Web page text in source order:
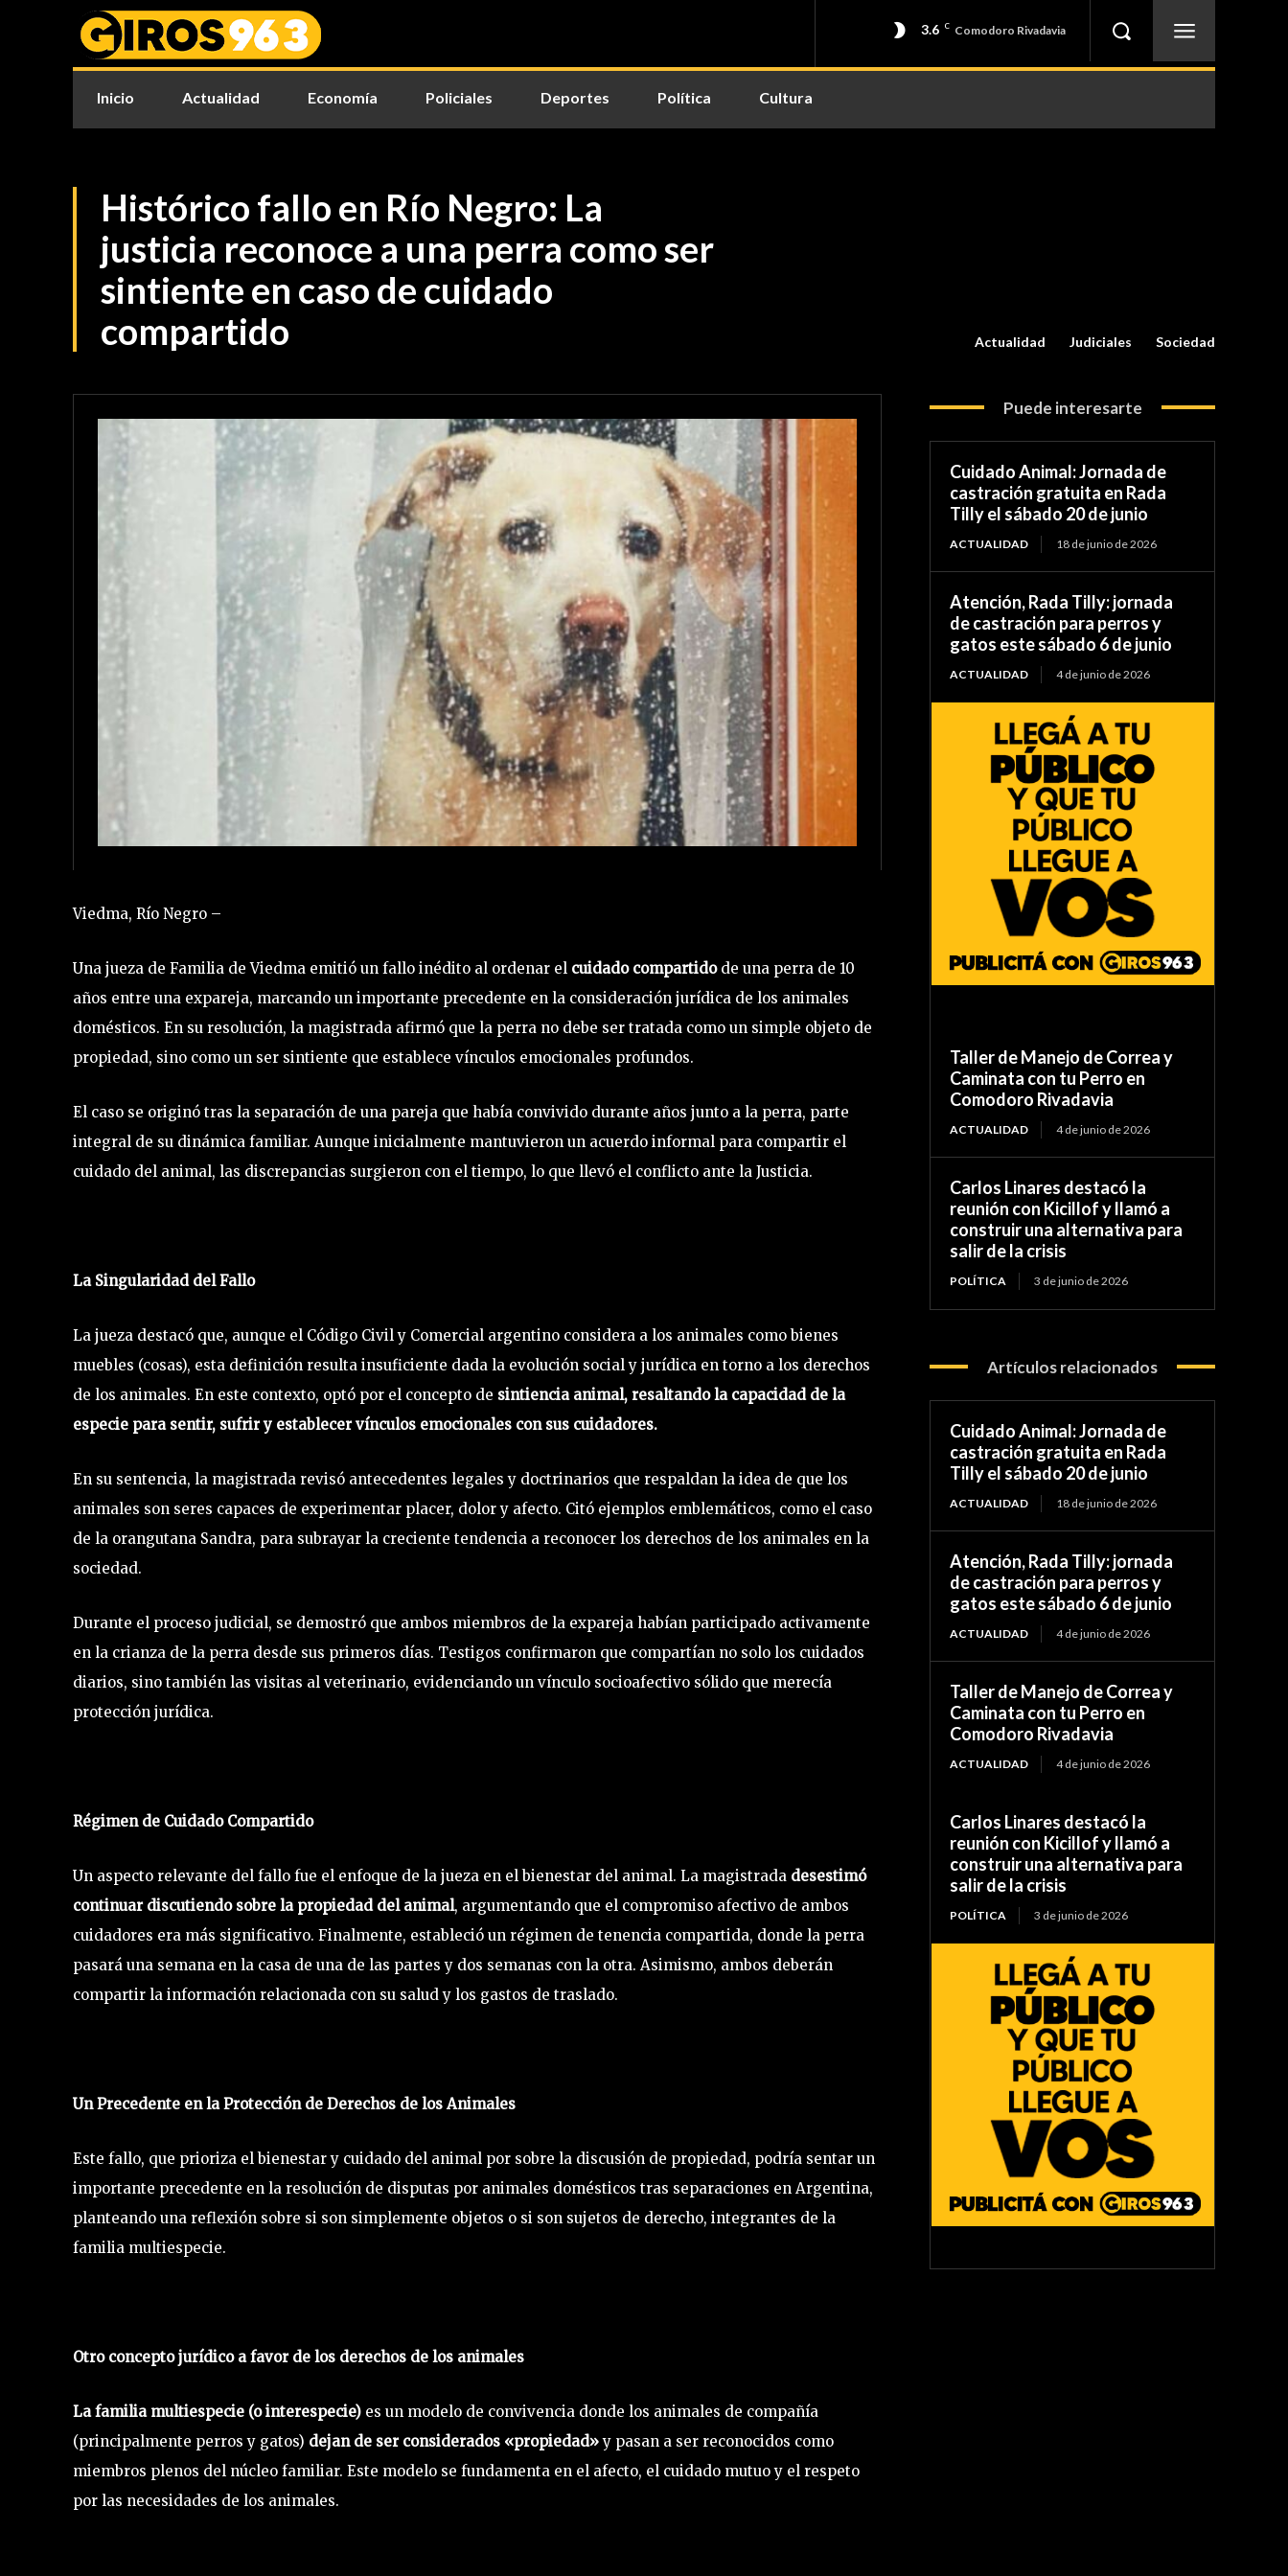
3.6 C Comodoro Rivadavia
Inicio Actualidad Economía Policiales Deportes Política Cultura
Histórico fallo en Río Negro: La
justicia reconoce a una perra como ser
sintiente en caso de cuidado
compartido
Actualidad Judiciales Sociedad
Viedma, Río Negro –
Una jueza de Familia de Viedma emitió un fallo inédito al ordenar el cuidado compartidode una perra de 10
años entre una expareja, marcando un importante precedente en la consideración jurídica de los animales
domésticos. En su resolución, la magistrada afirmó que la perra no debe ser tratada como un simple objeto de
propiedad, sino como un ser sintiente que establece vínculos emocionales profundos.
El caso se originó tras la separación de una pareja que había convivido durante años junto a la perra, parte
integral de su dinámica familiar. Aunque inicialmente mantuvieron un acuerdo informal para compartir el
cuidado del animal, las discrepancias surgieron con el tiempo, lo que llevó el conflicto ante la Justicia.
La Singularidad del Fallo
La jueza destacó que, aunque el Código Civil y Comercial argentino considera a los animales como bienes
muebles (cosas), esta definición resulta insuficiente dada la evolución social y jurídica en torno a los derechos
de los animales. En este contexto, optó por el concepto de sintiencia animal, resaltando la capacidad de la
especie para sentir, sufrir y establecer vínculos emocionales con sus cuidadores.
En su sentencia, la magistrada revisó antecedentes legales y doctrinarios que respaldan la idea de que los
animales son seres capaces de experimentar placer, dolor y afecto. Citó ejemplos emblemáticos, como el caso
de la orangutana Sandra, para subrayar la creciente tendencia a reconocer los derechos de los animales en la
sociedad.
Durante el proceso judicial, se demostró que ambos miembros de la expareja habían participado activamente
en la crianza de la perra desde sus primeros días. Testigos confirmaron que compartían no solo los cuidados
diarios, sino también las visitas al veterinario, evidenciando un vínculo socioafectivo sólido que merecía
protección jurídica.
Régimen de Cuidado Compartido
Un aspecto relevante del fallo fue el enfoque de la jueza en el bienestar del animal. La magistrada desestimó
continuar discutiendo sobre la propiedad del animal, argumentando que el compromiso afectivo de ambos
cuidadores era más significativo. Finalmente, estableció un régimen de tenencia compartida, donde la perra
pasará una semana en la casa de una de las partes y dos semanas con la otra. Asimismo, ambos deberán
compartir la información relacionada con su salud y los gastos de traslado.
Un Precedente en la Protección de Derechos de los Animales
Este fallo, que prioriza el bienestar y cuidado del animal por sobre la discusión de propiedad, podría sentar un
importante precedente en la resolución de disputas por animales domésticos tras separaciones en Argentina,
planteando una reflexión sobre si son simplemente objetos o si son sujetos de derecho, integrantes de la
familia multiespecie.
Otro concepto jurídico a favor de los derechos de los animales
La familia multiespecie (o interespecie) es un modelo de convivencia donde los animales de compañía
(principalmente perros y gatos) dejan de ser considerados «propiedad»y pasan a ser reconocidos como
miembros plenos del núcleo familiar. Este modelo se fundamenta en el afecto, el cuidado mutuo y el respeto
por las necesidades de los animales.
Puede interesarte
Cuidado Animal: Jornada de
castración gratuita en Rada
Tilly el sábado 20 de junio
ACTUALIDAD 18 de junio de 2026
Atención, Rada Tilly: jornada
de castración para perros y
gatos este sábado 6 de junio
ACTUALIDAD 4 de junio de 2026
Taller de Manejo de Correa y
Caminata con tu Perro en
Comodoro Rivadavia
ACTUALIDAD 4 de junio de 2026
Carlos Linares destacó la
reunión con Kicillof y llamó a
construir una alternativa para
salir de la crisis
POLÍTICA 3 de junio de 2026
Artículos relacionados
Cuidado Animal: Jornada de
castración gratuita en Rada
Tilly el sábado 20 de junio
ACTUALIDAD 18 de junio de 2026
Atención, Rada Tilly: jornada
de castración para perros y
gatos este sábado 6 de junio
ACTUALIDAD 4 de junio de 2026
Taller de Manejo de Correa y
Caminata con tu Perro en
Comodoro Rivadavia
ACTUALIDAD 4 de junio de 2026
Carlos Linares destacó la
reunión con Kicillof y llamó a
construir una alternativa para
salir de la crisis
POLÍTICA 3 de junio de 2026